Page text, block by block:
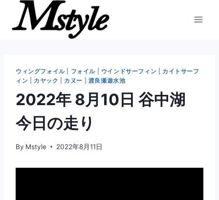
ウィングフォイル| フォイル| ウインドサーフィン
カイトサーフ
ィン
カヤック カヌー 渡良瀬遊水池
2022年 8月10日 谷中湖
今日の走り
By Mstyle 2022年8月11日